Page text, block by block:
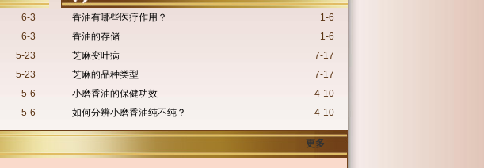
6-3
6-3
5-23
5-23
5-6
5-6
1-6
香油有哪些医疗作用？
1-6
香油的存储
7-17
芝麻变叶病
7-17
芝麻的品种类型
4-10
小磨香油的保健功效
4-10
如何分辨小磨香油纯不纯？
更多